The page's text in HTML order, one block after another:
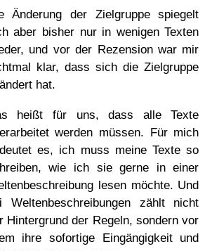
Änderung der Zielgruppe spiegelt
aber bisher nur in wenigen Texten
und vor der Rezension war mir
klar, dass sich die Zielgruppe
hat.
heißt für uns, dass alle Texte
werden müssen. Für mich
es, ich muss meine Texte so
wie ich sie gerne in einer
lesen möchte. Und
Weltenbeschreibungen zählt nicht
Hintergrund der Regeln, sondern vor
ihre sofortige Eingängigkeit und